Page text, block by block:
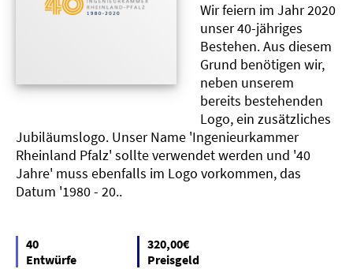
Wir feiern im Jahr 2020
unser 40-jähriges
Bestehen. Aus diesem
Grund benötigen wir,
neben unserem
bereits bestehenden
Logo, ein zusätzliches
Jubiläumslogo. Unser Name 'Ingenieurkammer
Rheinland Pfalz' sollte verwendet werden und '40
Jahre' muss ebenfalls im Logo vorkommen, das
Datum '1980 - 20..
40
Entwürfe
320,00€
Preisgeld